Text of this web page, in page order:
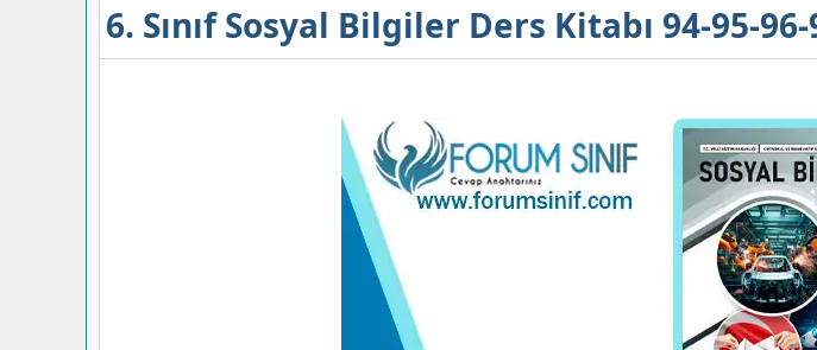
6. Sınıf Sosyal Bilgiler Ders Kitabı 94-95-